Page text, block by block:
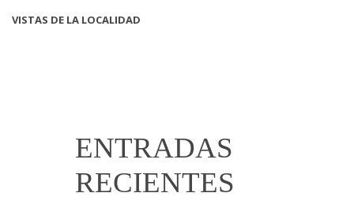
VISTAS DE LA LOCALIDAD
ENTRADAS
RECIENTES